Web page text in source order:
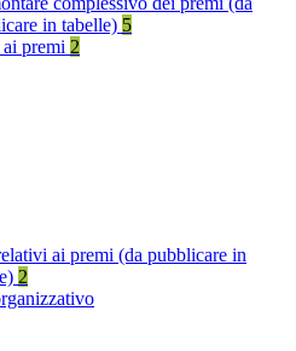
in tabelle) 5
premi 2
ai premi (da pubblicare in
2